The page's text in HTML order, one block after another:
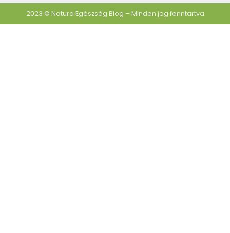
2023 © Natura Egészség Blog – Minden jog fenntartva